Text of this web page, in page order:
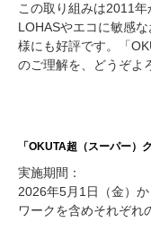
この取り組みは2011年
LOHASやエコに敏感
様にも好評です。「
のご理解を、どうぞよ
「OKUTA超（スーパー）
実施期間：
2026年5月1日（金）
ワークを含めそれぞれ